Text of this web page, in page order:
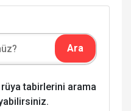
rüya tabirlerini arama